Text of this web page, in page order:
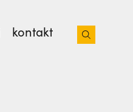
kontakt